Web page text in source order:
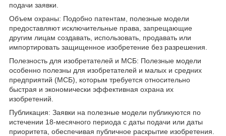
подачи заявки.
Объем охраны: Подобно патентам, полезные модели
предоставляют исключительные права, запрещающие
другим лицам создавать, использовать, продавать или
импортировать защищенное изобретение без разрешения.
Полезность для изобретателей и МСБ: Полезные модели
особенно полезны для изобретателей и малых и средних
предприятий (МСБ), которым требуется относительно
быстрая и экономически эффективная охрана их
изобретений.
Публикация: Заявки на полезные модели публикуются по
истечении 18-месячного периода с даты подачи или даты
приоритета, обеспечивая публичное раскрытие изобретения.